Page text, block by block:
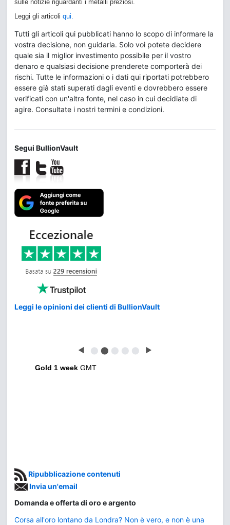
sulle notizie riguardanti i metalli preziosi.
Leggi gli articoli qui.
Tutti gli articoli qui pubblicati hanno lo scopo di informare la
vostra decisione, non guidarla. Solo voi potete decidere
quale sia il miglior investimento possibile per il vostro
denaro e qualsiasi decisione prenderete comporterà dei
rischi. Tutte le informazioni o i dati qui riportati potrebbero
essere già stati superati dagli eventi e dovrebbero essere
verificati con un'altra fonte, nel caso in cui decidiate di
agire. Consultate i nostri termini e condizioni.
Segui BullionVault
Leggi le opinioni dei clienti di BullionVault
◀ ⬤ ⬤ ⬤ ⬤ ⬤ ▶
Gold 1 week GMT
Ripubblicazione contenuti
Invia un'email
Domanda e offerta di oro e argento
Corsa all'oro lontano da Londra? Non è vero, e non è una